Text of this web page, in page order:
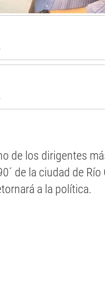
de los dirigentes
de la ciudad de
a la política.